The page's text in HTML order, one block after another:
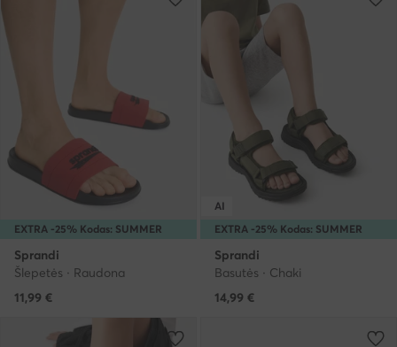
EXTRA -25% Kodas: SUMMER
Sprandi
Šlepetės · Raudona
11,99 €
EXTRA -25% Kodas: SUMMER
AI
Sprandi
Basutės · Chaki
14,99 €